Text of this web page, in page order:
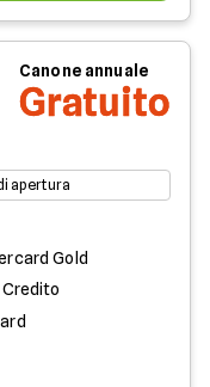
Canone annuale
Gratuito
apertura
Gold